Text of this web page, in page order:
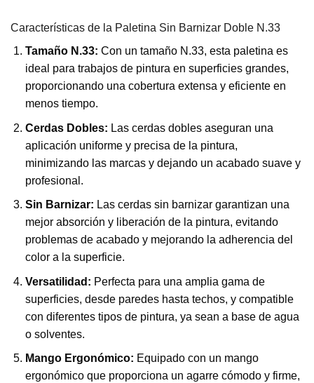
Características de la Paletina Sin Barnizar Doble N.33
Tamaño N.33: Con un tamaño N.33, esta paletina es
ideal para trabajos de pintura en superficies grandes,
proporcionando una cobertura extensa y eficiente en
menos tiempo.
Cerdas Dobles: Las cerdas dobles aseguran una
aplicación uniforme y precisa de la pintura,
minimizando las marcas y dejando un acabado suave y
profesional.
Sin Barnizar: Las cerdas sin barnizar garantizan una
mejor absorción y liberación de la pintura, evitando
problemas de acabado y mejorando la adherencia del
color a la superficie.
Versatilidad: Perfecta para una amplia gama de
superficies, desde paredes hasta techos, y compatible
con diferentes tipos de pintura, ya sean a base de agua
o solventes.
Mango Ergonómico: Equipado con un mango
ergonómico que proporciona un agarre cómodo y firme,